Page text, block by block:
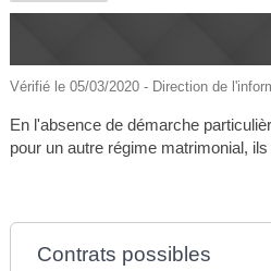
Vérifié le 05/03/2020 - Direction de
En l'absence de démarche
pour un autre régime matrimonial,
Contrats possibles